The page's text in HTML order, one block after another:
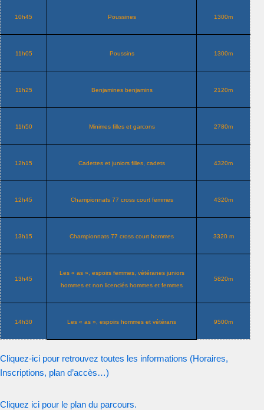
10h45 Poussines 1300m
11h05 Poussins 1300m
11h25 Benjamines benjamins 2120m
11h50 Minimes filles et garcons 2780m
12h15 Cadettes et juniors filles, cadets 4320m
12h45 Championnats 77 cross court femmes 4320m
13h15 Championnats 77 cross court hommes 3320 m
13h45
Les « as », espoirs femmes, vétéranes juniors
hommes et non licenciés hommes et femmes
5820m
14h30 Les « as », espoirs hommes et vétérans 9500m
Cliquez-ici pour retrouvez toutes les informations (Horaires,
Inscriptions, plan d’accès…)
Cliquez ici pour le plan du parcours.